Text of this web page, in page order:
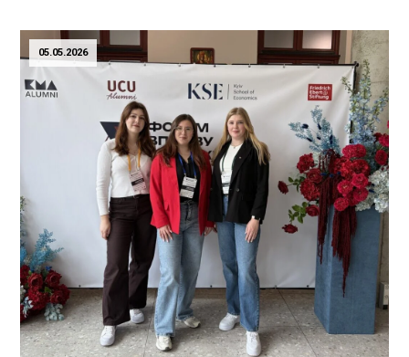
інші проходять обстеження та отримують необхідну
допомогу. Загалом зафіксовано понад три десятки
травмованих. […]
05.05.2026